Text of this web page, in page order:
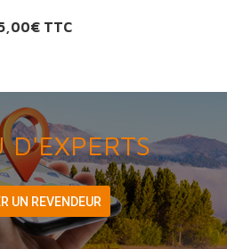
TTC
D'EXPERTS
UN REVENDEUR